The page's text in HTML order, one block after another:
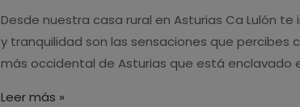
Desde nuestra casa rural en Asturias Ca Lulón
y tranquilidad son las sensaciones que
más occidental de Asturias que está enclavado
rural
Leer más »